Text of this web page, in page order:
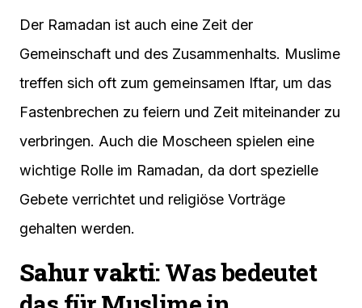
Der Ramadan ist auch eine Zeit der
Gemeinschaft und des Zusammenhalts. Muslime
treffen sich oft zum gemeinsamen Iftar, um das
Fastenbrechen zu feiern und Zeit miteinander zu
verbringen. Auch die Moscheen spielen eine
wichtige Rolle im Ramadan, da dort spezielle
Gebete verrichtet und religiöse Vorträge
gehalten werden.
Sahur vakti: Was bedeutet